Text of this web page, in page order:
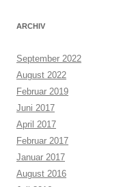
ARCHIV
September 2022
August 2022
Februar 2019
Juni 2017
April 2017
Februar 2017
Januar 2017
August 2016